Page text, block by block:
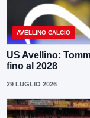
AVELLINO CALCIO
US Avellino:
fino al 2028
29 LUGLIO 2026